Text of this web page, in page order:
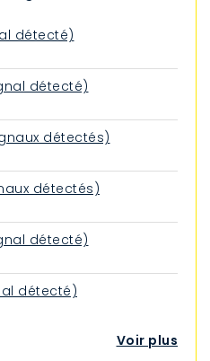
détecté)
détecté)
détectés)
détectés)
détecté)
détecté)
Voir plus